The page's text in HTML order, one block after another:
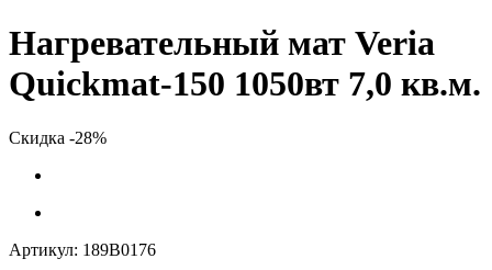
Нагревательный мат Veria
Quickmat-150 1050вт 7,0 кв.м.
Скидка -28%
Артикул: 189B0176